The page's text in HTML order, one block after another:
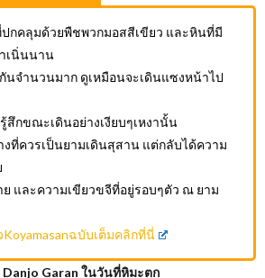
กคลุมด้วยพืชพวกมอสสีเขียว และหินที่มี
เนิ่นนาน
นจำนวนมาก ดูเหมือนจะเดินแซงหน้าไป
สึกขณะเดินอย่างเงียบๆเหงานั้น
งที่ควรเป็นยามเดินสุสาน แต่กลับได้ความ
และความเขียวขจีที่อยู่รอบๆตัว ณ ยาม
ฉบับเต็มคลิกที่นี่
Garan ในวันที่หิมะตก